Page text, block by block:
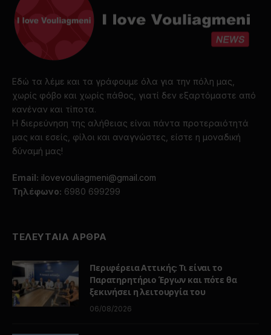
Εδώ τα λέμε και τα γράφουμε όλα για την πόλη μας,
χωρίς φόβο και χωρίς πάθος, γιατί δεν εξαρτόμαστε από
κανέναν και τίποτα.
Η διερεύνηση της αλήθειας είναι πάντα προτεραιότητά
μας και εσείς, φίλοι και αναγνώστες, είστε η μοναδική
δύναμή μας!
Email: ilovevouliagmeni@gmail.com
Τηλέφωνο: 6980 699299
ΤΕΛΕΥΤΑΙΑ ΑΡΘΡΑ
Περιφέρεια Αττικής: Τι είναι το
Παρατηρητήριο Έργων και πότε θα
ξεκινήσει η λειτουργία του
06/08/2026